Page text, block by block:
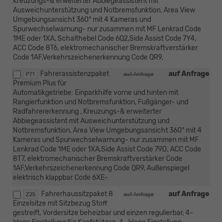
Ausweichunterstützung und Notbremsfunktion, Area View
Umgebungsansicht 360° mit 4 Kameras und
Spurwechselwarnung- nur zusammen mit MF Lenkrad Code
1ME oder 1XA, Schalthebel Code 6Q2,Side Assist Code 7Y4,
ACC Code 8T6, elektromechanischer Bremskraftverstärker
Code 1AF,Verkehrszeichenerkennung Code QR9,
P71 auf Anfrage
auf Anfrage
Fahrerassistenzpaket
Premium Plus für
Automatikgetriebe: Einparkhilfe vorne und hinten mit
Rangierfunktion und Notbremsfunktion, Fußgänger- und
Radfahrererkennung , Kreuzungs-& erweiterter
Abbiegeassistent mit Ausweichunterstützung und
Notbremsfunktion, Area View Umgebungsansicht 360° mit 4
Kameras und Spurwechselwarnung- nur zusammen mit MF
Lenkrad Code 1ME oder 1XA,Side Assist Code 79D, ACC Code
8T7, elektromechanischer Bremskraftverstärker Code
1AF,Verkehrszeichenerkennung Code QR9, Außenspiegel
elektrisch klappbar Code 6XE-
Z25 auf Anfrage
auf Anfrage
Fahrerhaussitzpaket 8
Einzelsitze mit Sitzbezug Stoff
gestreift, Vordersitze beheizbar und einzen regulierbar, 4-